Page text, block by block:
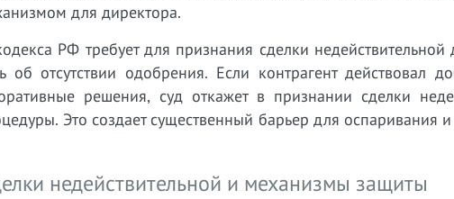
для директора.
РФ требует для признания сделки недействительной
отсутствии одобрения. Если контрагент действовал
решения, суд откажет в признании сделки
Это создает существенный барьер для оспаривания
недействительной и механизмы защиты